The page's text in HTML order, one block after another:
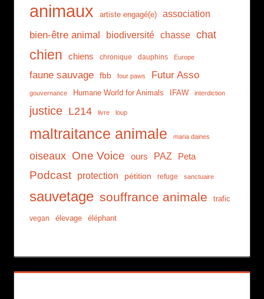
animaux artiste engagé(e) association
bien-être animal biodiversité chasse chat
chien chiens chronique dauphins Europe
faune sauvage fbb four paws Futur Asso
gouvernance Humane World for Animals IFAW interdiction
justice L214 livre loup
maltraitance animale maria daines
oiseaux One Voice ours PAZ Peta
Podcast protection pétition refuge sanctuaire
sauvetage souffrance animale trafic
vegan élevage éléphant